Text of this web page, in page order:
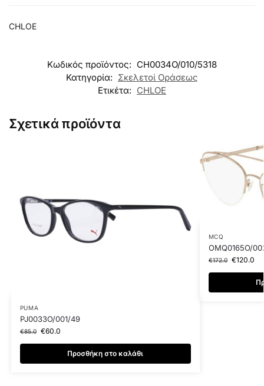
CHLOE
Κωδικός προϊόντος: CH0034O/010/5318
Κατηγορία: Σκελετοί Οράσεως
Ετικέτα: CHLOE
Σχετικά προϊόντα
PUMA
PJ0033O/001/49
€85.0 €60.0
Προσθήκη στο καλάθι
MCQ
OMQ0165O/
€172.0 €120.0